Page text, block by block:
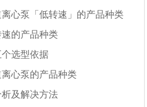
离心泵「低转速」的产品种类
速的产品种类
个选型依据
离心泵的产品种类
及解决方法